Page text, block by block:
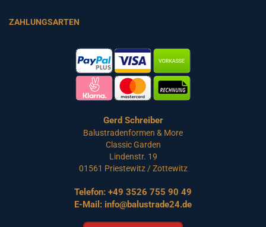
ZAHLUNGSARTEN
Gerd Schreiber
Balustradenformen & More
Classic Garden
Lindenstr. 19
01561 Priestewitz / Zottewitz
Telefon: +49 3526 755 90 49
E-Mail: info@balustrade24.de